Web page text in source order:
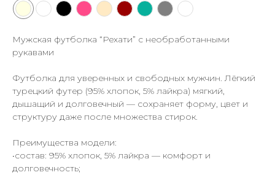
Мужская футболка “Рехати” с необработанными
рукавами
Футболка для уверенных и свободных мужчин. Лёгкий
турецкий футер (95% хлопок, 5% лайкра) мягкий,
дышащий и долговечный — сохраняет форму, цвет и
структуру даже после множества стирок.
Преимущества модели:
•состав: 95% хлопок, 5% лайкра — комфорт и
долговечность;